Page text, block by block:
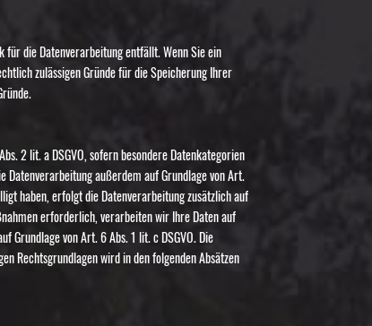
für die Datenverarbeitung entfällt. Wenn Sie ein
zulässigen Gründe für die Speicherung Ihrer
2 lit. a DSGVO, sofern besondere Datenkategorien
Datenverarbeitung außerdem auf Grundlage von Art.
haben, erfolgt die Datenverarbeitung zusätzlich auf
erforderlich, verarbeiten wir Ihre Daten auf
Grundlage von Art. 6 Abs. 1 lit. c DSGVO. Die
Rechtsgrundlagen wird in den folgenden Absätzen